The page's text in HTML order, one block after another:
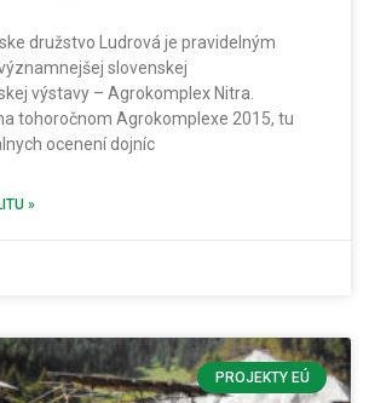
družstvo Ludrová je pravidelným
slovenskej
výstavy – Agrokomplex Nitra.
tohoročnom Agrokomplexe 2015, tu
ocenení dojníc
»
PROJEKTY EÚ